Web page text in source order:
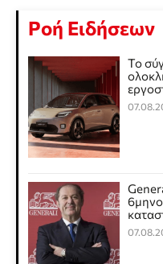
Ροή Ειδήσεων
Το
6μηνο